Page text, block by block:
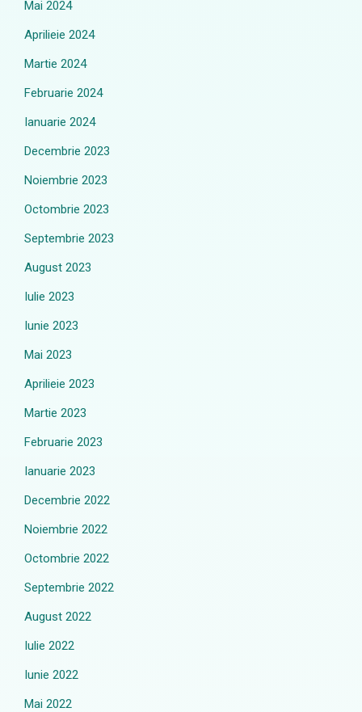
Mai 2024
Aprilieie 2024
Martie 2024
Februarie 2024
Ianuarie 2024
Decembrie 2023
Noiembrie 2023
Octombrie 2023
Septembrie 2023
August 2023
Iulie 2023
Iunie 2023
Mai 2023
Aprilieie 2023
Martie 2023
Februarie 2023
Ianuarie 2023
Decembrie 2022
Noiembrie 2022
Octombrie 2022
Septembrie 2022
August 2022
Iulie 2022
Iunie 2022
Mai 2022